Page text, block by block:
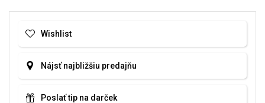
Wishlist
Nájsť najbližšiu predajňu
Poslať tip na darček